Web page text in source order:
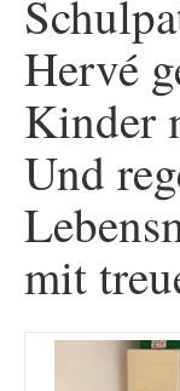
Hervé
Kinder
Und
mit